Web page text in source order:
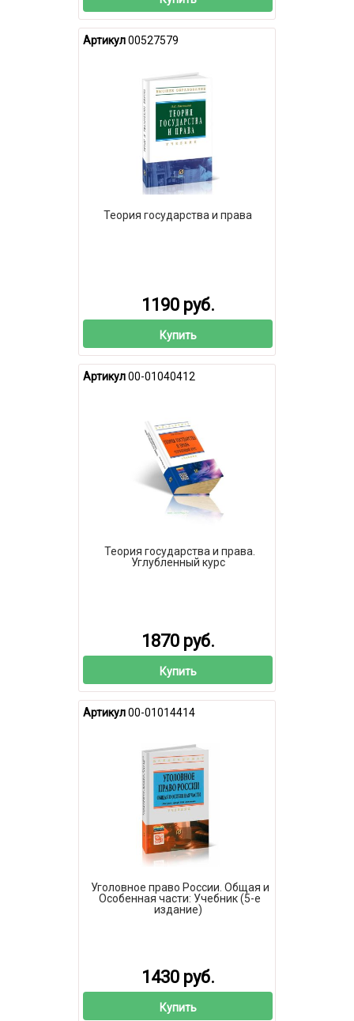
Артикул00527579
Теория государства и права
1190 руб.
Купить
Артикул00-01040412
Теория государства и права.
Углубленный курс
1870 руб.
Купить
Артикул00-01014414
Уголовное право России. Общая и
Особенная части: Учебник (5-е
издание)
1430 руб.
Купить